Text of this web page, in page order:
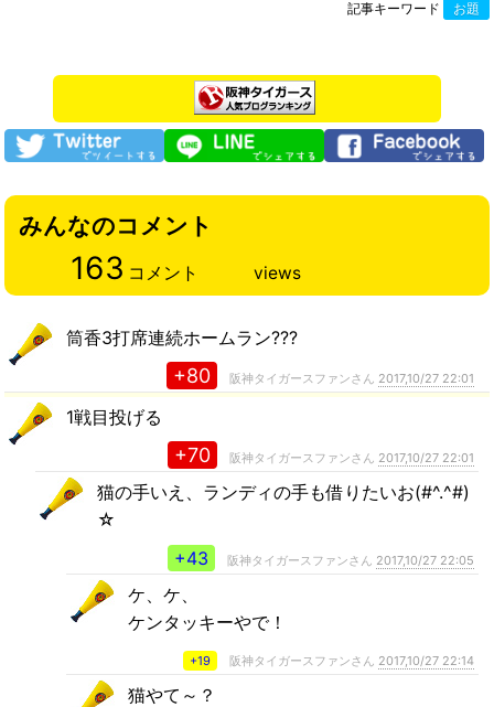
記事キーワード お題
みんなのコメント
163 コメント views
筒香3打席連続ホームラン???
+80 阪神タイガースファンさん 2017,10/27 22:01
1戦目投げる
+70 阪神タイガースファンさん 2017,10/27 22:01
猫の手いえ、ランディの手も借りたいお(#^.^#)
☆
+43
阪神タイガースファンさん 2017,10/27 22:05
ケ、ケ、
ケンタッキーやで！
+19 阪神タイガースファンさん 2017,10/27 22:14
猫やて～？